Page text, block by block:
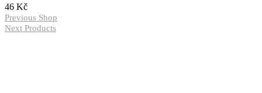
46 Kč
Navigace
pro
Previous Previous
post:
Shop
Next Next
Products